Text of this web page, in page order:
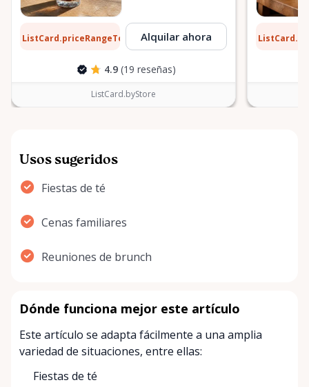
ListCard.priceRangeTo por díaAlquilar ahora
4.9 (19 reseñas)
ListCard.byStore
Usos sugeridos
Fiestas de té
Cenas familiares
Reuniones de brunch
Dónde funciona mejor este artículo
Este artículo se adapta fácilmente a una amplia
variedad de situaciones, entre ellas:
Fiestas de té